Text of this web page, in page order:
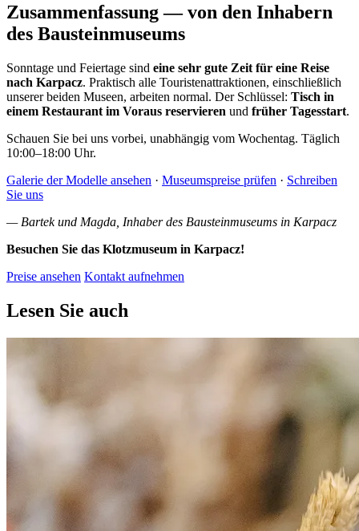
Zusammenfassung — von den Inhabern
des Bausteinmuseums
Sonntage und Feiertage sind eine sehr gute Zeit für eine Reise
nach Karpacz. Praktisch alle Touristenattraktionen, einschließlich
unserer beiden Museen, arbeiten normal. Der Schlüssel: Tisch in
einem Restaurant im Voraus reservieren und früher Tagesstart.
Schauen Sie bei uns vorbei, unabhängig vom Wochentag. Täglich
10:00–18:00 Uhr.
Galerie der Modelle ansehen · Museumspreise prüfen · Schreiben
Sie uns
— Bartek und Magda, Inhaber des Bausteinmuseums in Karpacz
Besuchen Sie das Klotzmuseum in Karpacz!
Preise ansehen Kontakt aufnehmen
Lesen Sie auch